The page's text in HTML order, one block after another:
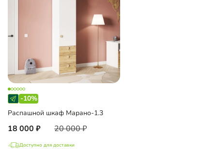
-10%
Распашной шкаф Марано-1.3
18 000 20 000
Доступно для доставки